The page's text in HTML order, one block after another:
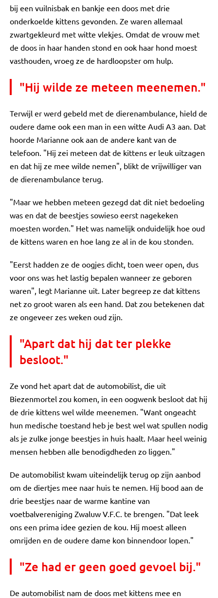
bij een vuilnisbak en bankje een doos met drie
onderkoelde kittens gevonden. Ze waren allemaal
zwartgekleurd met witte vlekjes. Omdat de vrouw met
de doos in haar handen stond en ook haar hond moest
vasthouden, vroeg ze de hardloopster om hulp.
"Hij wilde ze meteen meenemen."
Terwijl er werd gebeld met de dierenambulance, hield de
oudere dame ook een man in een witte Audi A3 aan. Dat
hoorde Marianne ook aan de andere kant van de
telefoon. "Hij zei meteen dat de kittens er leuk uitzagen
en dat hij ze mee wilde nemen", blikt de vrijwilliger van
de dierenambulance terug.
"Maar we hebben meteen gezegd dat dit niet bedoeling
was en dat de beestjes sowieso eerst nagekeken
moesten worden." Het was namelijk onduidelijk hoe oud
de kittens waren en hoe lang ze al in de kou stonden.
"Eerst hadden ze de oogjes dicht, toen weer open, dus
voor ons was het lastig bepalen wanneer ze geboren
waren", legt Marianne uit. Later begreep ze dat kittens
net zo groot waren als een hand. Dat zou betekenen dat
ze ongeveer zes weken oud zijn.
"Apart dat hij dat ter plekke
besloot."
Ze vond het apart dat de automobilist, die uit
Biezenmortel zou komen, in een oogwenk besloot dat hij
de drie kittens wel wilde meenemen. "Want ongeacht
hun medische toestand heb je best wel wat spullen nodig
als je zulke jonge beestjes in huis haalt. Maar heel weinig
mensen hebben alle benodigdheden zo liggen."
De automobilist kwam uiteindelijk terug op zijn aanbod
om de diertjes mee naar huis te nemen. Hij bood aan de
drie beestjes naar de warme kantine van
voetbalvereniging Zwaluw V.F.C. te brengen. "Dat leek
ons een prima idee gezien de kou. Hij moest alleen
omrijden en de oudere dame kon binnendoor lopen."
"Ze had er geen goed gevoel bij."
De automobilist nam de doos met kittens mee en